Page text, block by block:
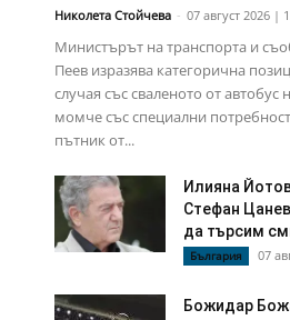
Николета Стойчева - 07 август 2026 |
Министърът на транспорта и
Пеев изразява категорична
случая със сваленото от автобус
момче със специални
пътник от...
Илияна
Стефан
да търсим
България 07
Божидар